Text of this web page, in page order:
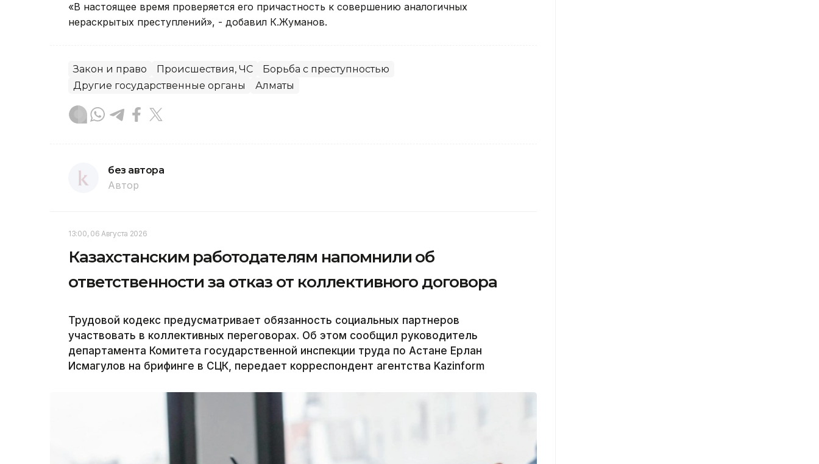
«В настоящее время проверяется его причастность к совершению аналогичных
нераскрытых преступлений», - добавил К.Жуманов.
Закон и право Происшествия, ЧС
Борьба с преступностью
Другие государственные органы
Алматы
без автора
Автор
13:00, 06 Августа 2026
Казахстанским работодателям напомнили об
ответственности за отказ от коллективного договора
Трудовой кодекс предусматривает обязанность социальных партнеров
участвовать в коллективных переговорах. Об этом сообщил руководитель
департамента Комитета государственной инспекции труда по Астане Ерлан
Исмагулов на брифинге в СЦК, передает корреспондент агентства Kazinform